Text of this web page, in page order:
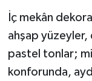
İç mekân
ahşap
pastel tonlar;
konforunda,